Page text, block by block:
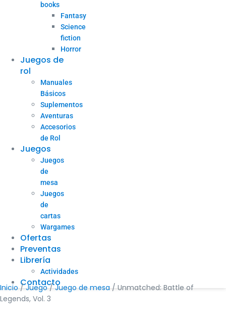
books
Fantasy
Science
fiction
Horror
Juegos de
rol
Manuales
Básicos
Suplementos
Aventuras
Accesorios
de Rol
Juegos
Juegos
de
mesa
Juegos
de
cartas
Wargames
Ofertas
Preventas
Librería
Actividades
Contacto
Inicio /Juego/Juego de mesa / Unmatched: Battle of
Legends, Vol. 3